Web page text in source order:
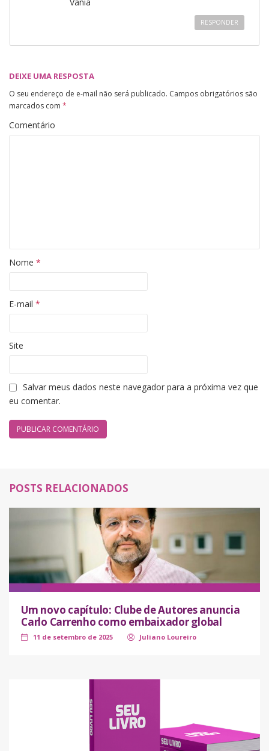
RESPONDER
DEIXE UMA RESPOSTA
O seu endereço de e-mail não será publicado. Campos obrigatórios são
marcados com *
Comentário
Nome *
E-mail *
Site
Salvar meus dados neste navegador para a próxima vez que
eu comentar.
POSTS RELACIONADOS
Um novo capítulo: Clube de Autores anuncia
Carlo Carrenho como embaixador global
11 de setembro de 2025 Juliano Loureiro